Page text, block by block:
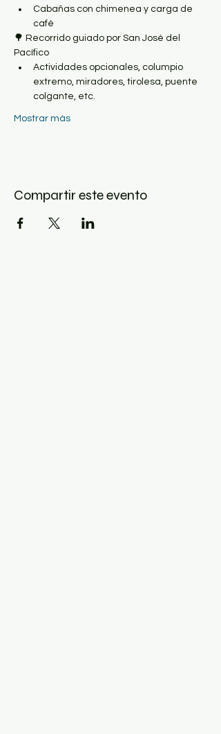
Cabañas con chimenea y carga de
café
🌳 Recorrido guiado por San José del
Pacífico
Actividades opcionales, columpio
extremo, miradores, tirolesa, puente
colgante, etc.
Mostrar más
Compartir este evento